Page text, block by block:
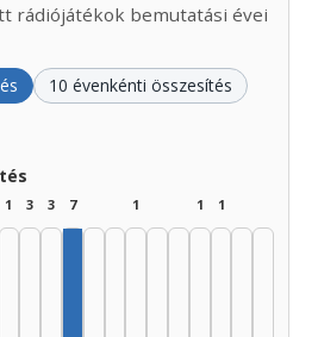
rádiójátékok bemutatási évei
10 évenkénti összesítés
1 3 3 7 1 1 1